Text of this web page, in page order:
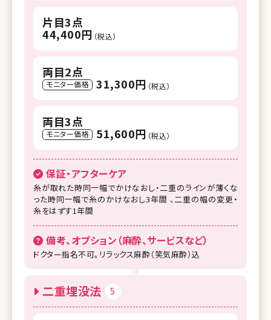
片目3点
44,400円 （税込）
両目2点
モニター価格 31,300円 （税込）
両目3点
モニター価格 51,600円 （税込）
保証・アフターケア
糸が取れた時同一幅でかけなおし・二重のラインが薄くな
った時同一幅で糸のかけなおし3年間 、二重の幅の変更・
糸をはずす1年間
備考、オプション（麻酔、サービスなど）
ドクター指名不可。リラックス麻酔（笑気麻酔）込
二重埋没法 5